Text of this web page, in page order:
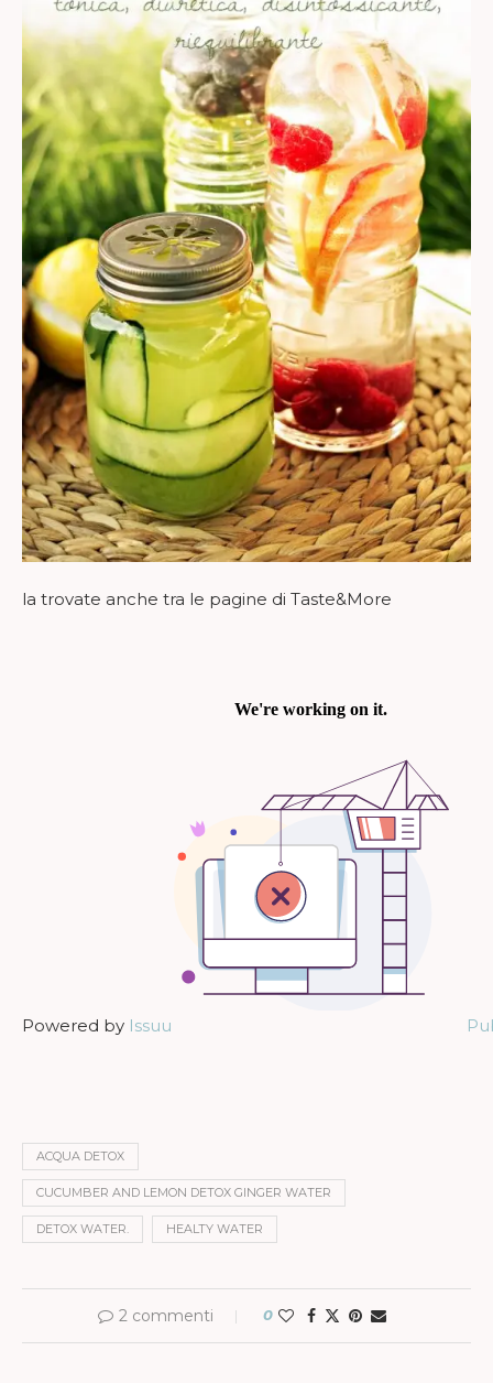
la trovate anche tra le pagine di Taste&More
Powered by Issuu
ACQUA DETOX
CUCUMBER AND LEMON DETOX GINGER WATER
DETOX WATER. HEALTY WATER
2 commenti 0